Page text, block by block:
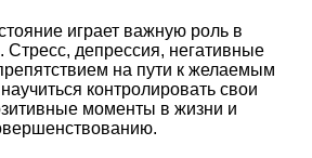
играет важную роль в
Стресс, депрессия, негативные
на пути к желаемым
контролировать свои
моменты в жизни и